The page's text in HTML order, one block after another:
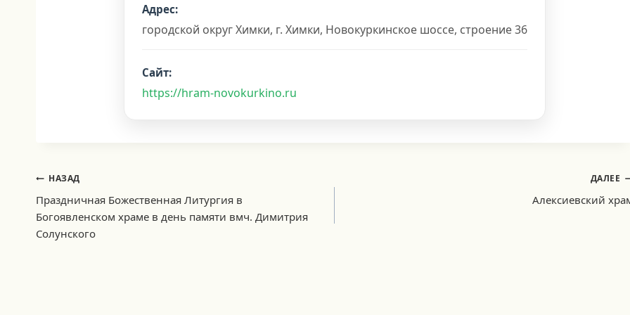
Адрес:
городской округ Химки, г. Химки, Новокуркинское шоссе, строение 36
Сайт:
https://hram-novokurkino.ru
Навигация
по
записям
НАЗАД
Праздничная Божественная Литургия в
Богоявленском храме в день памяти вмч. Димитрия
Солунского
ДАЛЕЕ
Алексиевский